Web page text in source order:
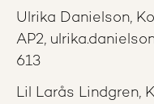
Ulrika Danielson,
AP2,
613
Lil Larås Lindgren,